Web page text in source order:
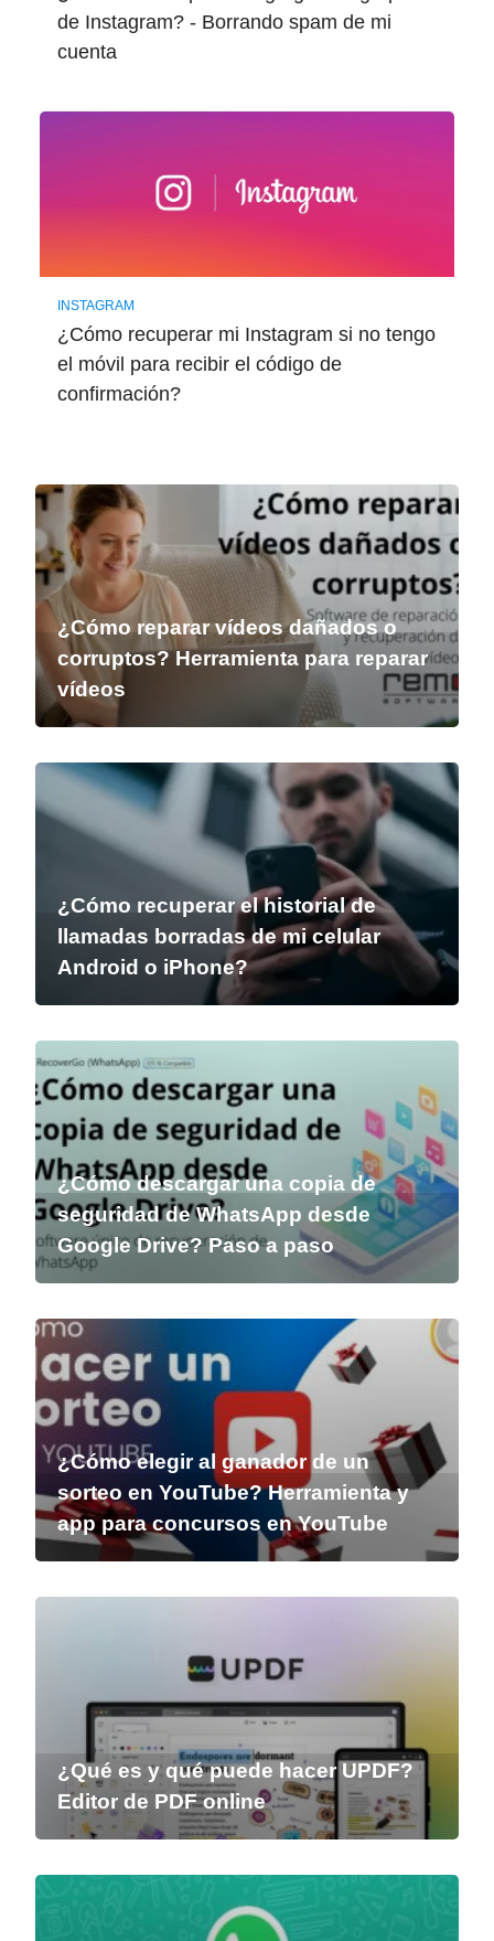
de Instagram? - Borrando spam de mi
cuenta
INSTAGRAM
¿Cómo recuperar mi Instagram si no tengo
el móvil para recibir el código de
confirmación?
¿Cómo reparar vídeos dañados o
corruptos? Herramienta para reparar
vídeos
¿Cómo recuperar el historial de
llamadas borradas de mi celular
Android o iPhone?
¿Cómo descargar una copia de
seguridad de WhatsApp desde
Google Drive? Paso a paso
¿Cómo elegir al ganador de un
sorteo en YouTube? Herramienta y
app para concursos en YouTube
¿Qué es y qué puede hacer UPDF?
Editor de PDF online